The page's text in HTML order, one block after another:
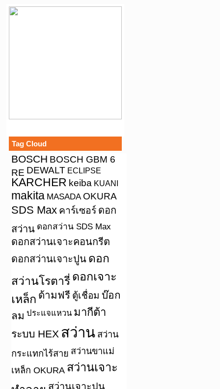
Tag Cloud
BOSCH BOSCH GBM 6
RE DEWALT ECLIPSE
KARCHER keiba KUANI
makita MASADA OKURA
SDS Max คาร์เซอร์ ดอก
สว่าน ดอกสว่าน SDS Max
ดอกสว่านเจาะคอนกรีต
ดอกสว่านเจาะปูน ดอก
สว่านโรตารี่ ดอกเจาะ
เหล็ก ด้ามฟรี ตู้เชื่อม บ๊อก
ลม ประแจแหวน มากีต้า
ระบบ HEX สว่าน สว่าน
กระแทกไร้สาย สว่านขาแม่
เหล็ก OKURA สว่านเจาะ
ทำลาย สว่านเจาะปูน